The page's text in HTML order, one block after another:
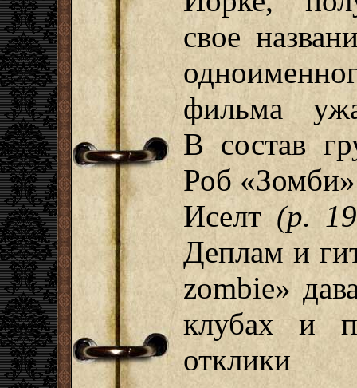
свое
фильма
В состав
Роб
Иселт(р.
Деплам и
zombie»
клубах и